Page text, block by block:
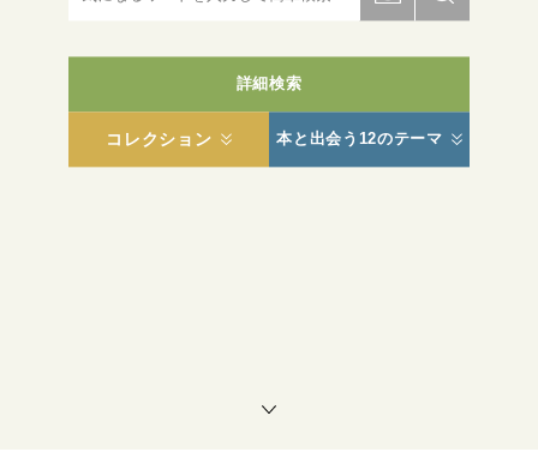
詳細検索
コレクション 本と出会う12のテーマ